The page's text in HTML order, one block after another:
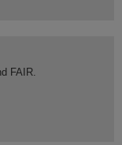
FAIR.